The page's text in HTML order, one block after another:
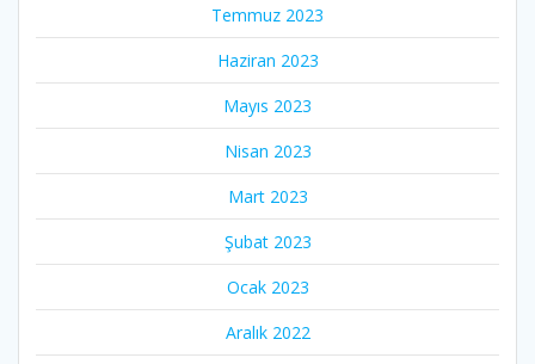
Temmuz 2023
Haziran 2023
Mayıs 2023
Nisan 2023
Mart 2023
Şubat 2023
Ocak 2023
Aralık 2022